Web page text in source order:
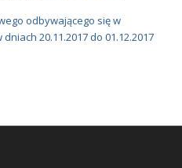
odbywającego się w
20.11.2017 do 01.12.2017